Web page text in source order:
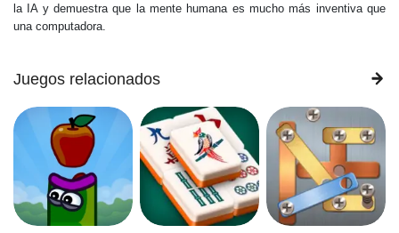
la IA y demuestra que la mente humana es mucho más inventiva que
una computadora.
Juegos relacionados